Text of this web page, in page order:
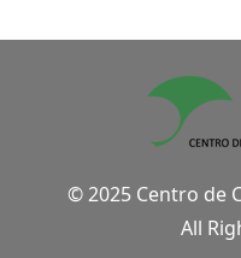
© 2025 Centro de
All